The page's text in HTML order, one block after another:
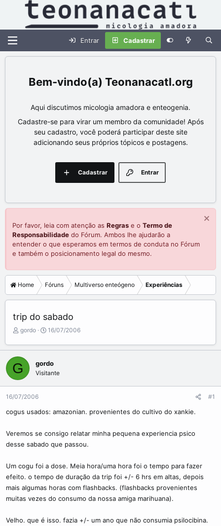
Entrar Cadastrar
Teonanacatl.org
Aqui discutimos micologia amadora e enteogenia.
Cadastre-se para virar um membro da comunidade! Após
seu cadastro, você poderá participar deste site
adicionando seus próprios tópicos e postagens.
Entrar
Cadastrar
Por favor, leia com atenção as Regras e o Termo de
Responsabilidade do Fórum. Ambos lhe ajudarão a
entender o que esperamos em termos de conduta no Fórum
e também o posicionamento legal do mesmo.
Home Fóruns Multiverso enteógeno Experiências
trip do sabado
C
i
a
d
o
o
t
i
c
gordo
D
t
d
e
c
16/07/2006
G gordo
Visitante
16/07/2006 #1
cogus usados: amazonian. provenientes do cultivo do xankie.
Veremos se consigo relatar minha pequena experiencia psico
desse sabado que passou.
Um cogu foi a dose. Meia hora/uma hora foi o tempo para fazer
efeito. o tempo de duração da trip foi +/- 6 hrs em altas, depois
mais algumas horas com flashbacks. (flashbacks provenientes
muitas vezes do consumo da nossa amiga marihuana).
Velho. que é isso. fazia +/- um ano que não consumia psilocibina.